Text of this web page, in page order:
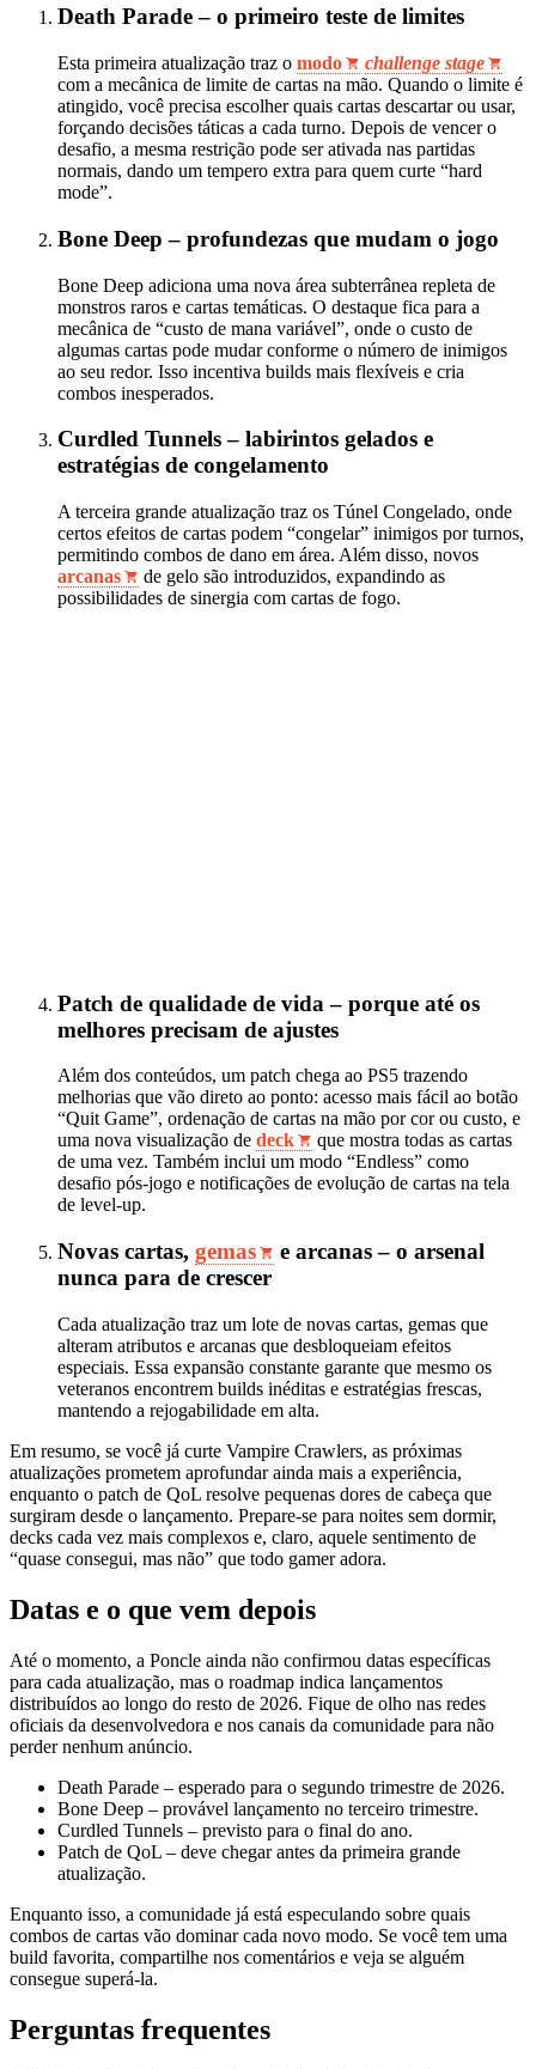
Death Parade – o primeiro teste de limites
Esta primeira atualização traz o modo
challenge stage
com a mecânica de limite de cartas na mão. Quando o limite é
atingido, você precisa escolher quais cartas descartar ou usar,
forçando decisões táticas a cada turno. Depois de vencer o
desafio, a mesma restrição pode ser ativada nas partidas
normais, dando um tempero extra para quem curte “hard
mode”.
Bone Deep – profundezas que mudam o jogo
Bone Deep adiciona uma nova área subterrânea repleta de
monstros raros e cartas temáticas. O destaque fica para a
mecânica de “custo de mana variável”, onde o custo de
algumas cartas pode mudar conforme o número de inimigos
ao seu redor. Isso incentiva builds mais flexíveis e cria
combos inesperados.
Curdled Tunnels – labirintos gelados e
estratégias de congelamento
A terceira grande atualização traz os Túnel Congelado, onde
certos efeitos de cartas podem “congelar” inimigos por turnos,
permitindo combos de dano em área. Além disso, novos
arcanas
de gelo são introduzidos, expandindo as
possibilidades de sinergia com cartas de fogo.
Patch de qualidade de vida – porque até os
melhores precisam de ajustes
Além dos conteúdos, um patch chega ao PS5 trazendo
melhorias que vão direto ao ponto: acesso mais fácil ao botão
“Quit Game”, ordenação de cartas na mão por cor ou custo, e
uma nova visualização de deck
que mostra todas as cartas
de uma vez. Também inclui um modo “Endless” como
desafio pós‑jogo e notificações de evolução de cartas na tela
de level‑up.
Novas cartas, gemas
e arcanas – o arsenal
nunca para de crescer
Cada atualização traz um lote de novas cartas, gemas que
alteram atributos e arcanas que desbloqueiam efeitos
especiais. Essa expansão constante garante que mesmo os
veteranos encontrem builds inéditas e estratégias frescas,
mantendo a rejogabilidade em alta.
Em resumo, se você já curte Vampire Crawlers, as próximas
atualizações prometem aprofundar ainda mais a experiência,
enquanto o patch de QoL resolve pequenas dores de cabeça que
surgiram desde o lançamento. Prepare‑se para noites sem dormir,
decks cada vez mais complexos e, claro, aquele sentimento de
“quase consegui, mas não” que todo gamer adora.
Datas e o que vem depois
Até o momento, a Poncle ainda não confirmou datas específicas
para cada atualização, mas o roadmap indica lançamentos
distribuídos ao longo do resto de 2026. Fique de olho nas redes
oficiais da desenvolvedora e nos canais da comunidade para não
perder nenhum anúncio.
Death Parade – esperado para o segundo trimestre de 2026.
Bone Deep – provável lançamento no terceiro trimestre.
Curdled Tunnels – previsto para o final do ano.
Patch de QoL – deve chegar antes da primeira grande
atualização.
Enquanto isso, a comunidade já está especulando sobre quais
combos de cartas vão dominar cada novo modo. Se você tem uma
build favorita, compartilhe nos comentários e veja se alguém
consegue superá‑la.
Perguntas frequentes